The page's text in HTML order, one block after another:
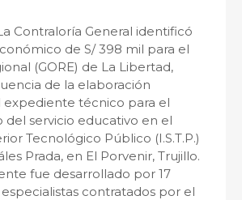
Contraloría General identificó
de S/ 398 mil para el
(GORE) de La Libertad,
de la elaboración
técnico para el
del servicio educativo en el
Tecnológico Público (I.S.T.P.)
Prada, en El Porvenir, Trujillo.
fue desarrollado por 17
contratados por el